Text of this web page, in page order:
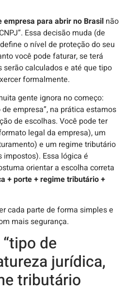
empresa para abrir no Brasil não
Essa decisão muda (de
o nível de proteção do seu
você pode faturar, se terá
calculados e até que tipo
formalmente.
gente ignora no começo:
empresa”, na prática estamos
de escolhas. Você pode ter
legal da empresa), um
e um regime tributário
Essa lógica é
orientar a escolha correta
+ porte + regime tributário +
cada parte de forma simples e
mais segurança.
de
jurídica,
tributário